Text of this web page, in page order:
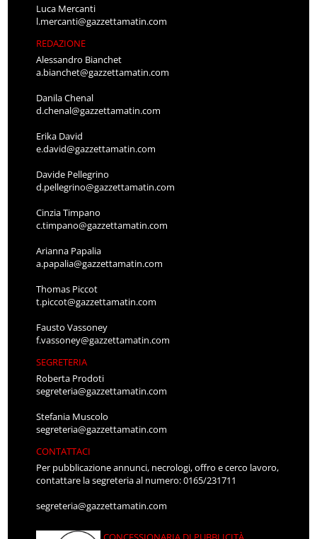
Luca Mercanti
l.mercanti@gazzettamatin.com
REDAZIONE
Alessandro Bianchet
a.bianchet@gazzettamatin.com
Danila Chenal
d.chenal@gazzettamatin.com
Erika David
e.david@gazzettamatin.com
Davide Pellegrino
d.pellegrino@gazzettamatin.com
Cinzia Timpano
c.timpano@gazzettamatin.com
Arianna Papalia
a.papalia@gazzettamatin.com
Thomas Piccot
t.piccot@gazzettamatin.com
Fausto Vassoney
f.vassoney@gazzettamatin.com
SEGRETERIA
Roberta Prodoti
segreteria@gazzettamatin.com
Stefania Muscolo
segreteria@gazzettamatin.com
CONTATTACI
Per pubblicazione annunci, necrologi, offro e cerco lavoro,
contattare la segreteria al numero: 0165/231711
segreteria@gazzettamatin.com